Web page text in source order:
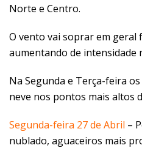
Norte e Centro.
O vento vai soprar em geral
aumentando de intensidade
Na Segunda e Terça-feira
neve nos pontos mais altos
Segunda-feira 27 de Abril –
nublado, aguaceiros mais